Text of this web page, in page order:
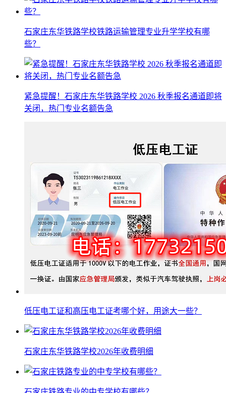
石家庄东华铁路学校铁路运输管理专业升学学校有哪
些？
紧急提醒！石家庄东华铁路学校 2026 秋季报名通道即将
关闭，热门专业名额告急
低压电工证和高压电工证考哪个好，用途大一些？
石家庄东华铁路学校2026年收费明细